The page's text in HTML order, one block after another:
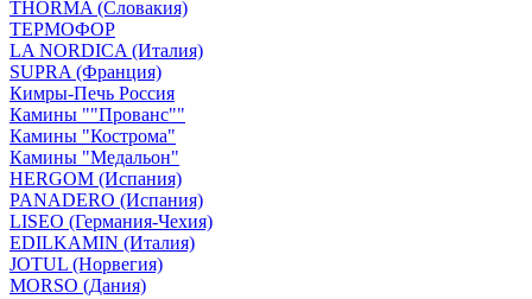
THORMA (Словакия)
ТЕРМОФОР
LA NORDICA (Италия)
SUPRA (Франция)
Кимры-Печь Россия
Камины ""Прованс""
Камины "Кострома"
Камины "Медальон"
HERGOM (Испания)
PANADERO (Испания)
LISEO (Германия-Чехия)
EDILKAMIN (Италия)
JOTUL (Норвегия)
MORSO (Дания)